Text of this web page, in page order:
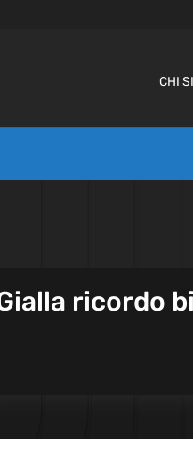
CHI
ricordo